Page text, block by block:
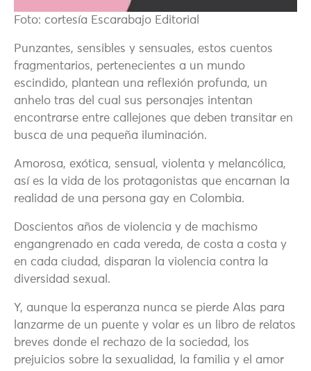
Foto: cortesía Escarabajo Editorial
Punzantes, sensibles y sensuales, estos cuentos
fragmentarios, pertenecientes a un mundo
escindido, plantean una reflexión profunda, un
anhelo tras del cual sus personajes intentan
encontrarse entre callejones que deben transitar en
busca de una pequeña iluminación.
Amorosa, exótica, sensual, violenta y melancólica,
así es la vida de los protagonistas que encarnan la
realidad de una persona gay en Colombia.
Doscientos años de violencia y de machismo
engangrenado en cada vereda, de costa a costa y
en cada ciudad, disparan la violencia contra la
diversidad sexual.
Y, aunque la esperanza nunca se pierde Alas para
lanzarme de un puente y volar es un libro de relatos
breves donde el rechazo de la sociedad, los
prejuicios sobre la sexualidad, la familia y el amor